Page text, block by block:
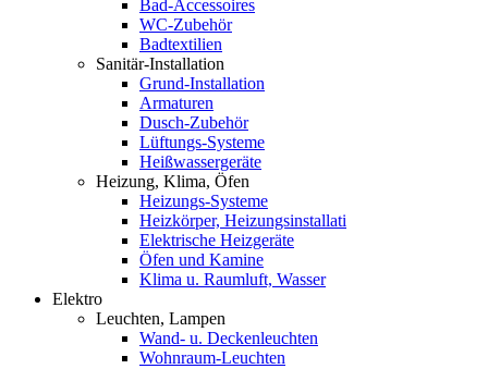
Bad-Accessoires
WC-Zubehör
Badtextilien
Sanitär-Installation
Grund-Installation
Armaturen
Dusch-Zubehör
Lüftungs-Systeme
Heißwassergeräte
Heizung, Klima, Öfen
Heizungs-Systeme
Heizkörper, Heizungsinstallati
Elektrische Heizgeräte
Öfen und Kamine
Klima u. Raumluft, Wasser
Elektro
Leuchten, Lampen
Wand- u. Deckenleuchten
Wohnraum-Leuchten